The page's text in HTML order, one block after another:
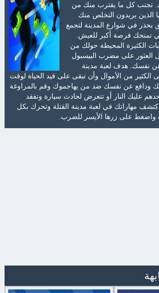
تجنب كل ما يقترب منك من
الذين يريدون التخلص منك
في شوارع المدينة لتجمع
تمنحك فرصة أكبر للعيش.
الكثيرة المحيطة حولك من
العثور على مضرب البيسبول
نفسك. هدف لعبة مدينة
الكثير من الأموال وأن تبقى على قيد الحياة لوقت
ودافع عن نفسك ضد من يهاجموك وقم بالمراوغة
عليك النار أو تتعرض لحادث سيارة وتفقد
مهاراتك في لعبة مدينة القتلة وتحرك بكل
واضغط على زرها الأيسر للضرب.